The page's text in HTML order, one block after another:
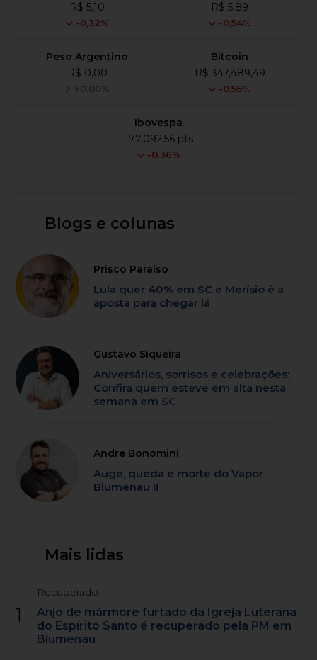
R$ 5,10
-0,32%
R$ 5,89
-0,54%
Peso Argentino
R$ 0,00
+0,00%
Bitcoin
R$ 347,489,49
-0,56%
Ibovespa
177,092,56 pts
-0.36%
Blogs e colunas
Prisco Paraíso
Lula quer 40% em SC e Merísio é a
aposta para chegar lá
Gustavo Siqueira
Aniversários, sorrisos e celebrações:
Confira quem esteve em alta nesta
semana em SC
Andre Bonomini
Auge, queda e morte do Vapor
Blumenau II
Mais lidas
1
Recuperado
Anjo de mármore furtado da Igreja Luterana
do Espírito Santo é recuperado pela PM em
Blumenau